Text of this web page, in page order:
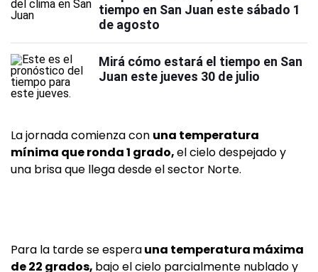
tiempo en San Juan este sábado 1
de agosto
Mirá cómo estará el tiempo en San
Juan este jueves 30 de julio
La jornada comienza con una temperatura
mínima que ronda 1 grado,el cielo despejado y
una brisa que llega desde el sector Norte.
Para la tarde se esperauna temperatura máxima
de 22 grados, bajo el cielo parcialmente nublado y